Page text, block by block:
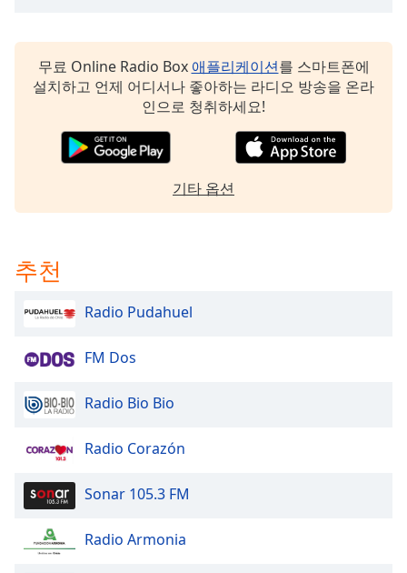
Family
End
dialog
window.
무료 Online Radio Box 애플리케이션를 스마트폰에
설치하고 언제 어디서나 좋아하는 라디오 방송을 온라
인으로 청취하세요!
기타 옵션
추천
Radio Pudahuel
FM Dos
Radio Bio Bio
Radio Corazón
Sonar 105.3 FM
Radio Armonia